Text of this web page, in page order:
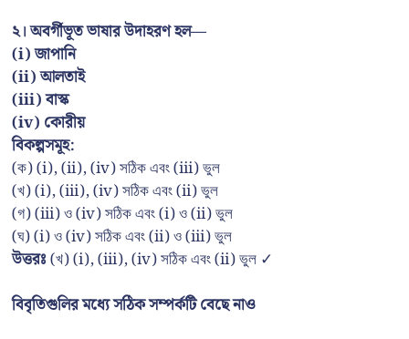
২। অবর্গীভূত ভাষার উদাহরণ হল—
(i) জাপানি
(ii) আলতাই
(iii) বাস্ক
(iv) কোরীয়
বিকল্পসমূহ:
(ক) (i), (ii), (iv) সঠিক এবং (iii) ভুল
(খ) (i), (iii), (iv) সঠিক এবং (ii) ভুল
(গ) (iii) ও (iv) সঠিক এবং (i) ও (ii) ভুল
(ঘ) (i) ও (iv) সঠিক এবং (ii) ও (iii) ভুল
উত্তরঃ(খ) (i), (iii), (iv) সঠিক এবং (ii) ভুল ✓
বিবৃতিগুলির মধ্যে সঠিক সম্পর্কটি বেছে নাও